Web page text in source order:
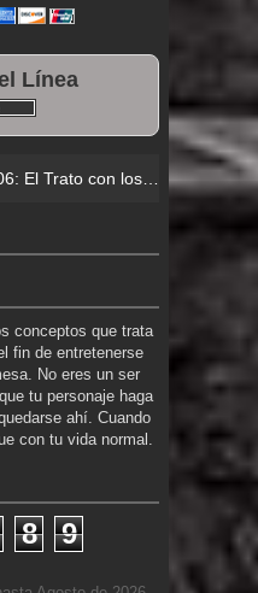
Línea
El Trato con los Muertos
conceptos que trata
fin de entretenerse
No eres un ser
tu personaje haga
ahí. Cuando
con tu vida normal.
8 9